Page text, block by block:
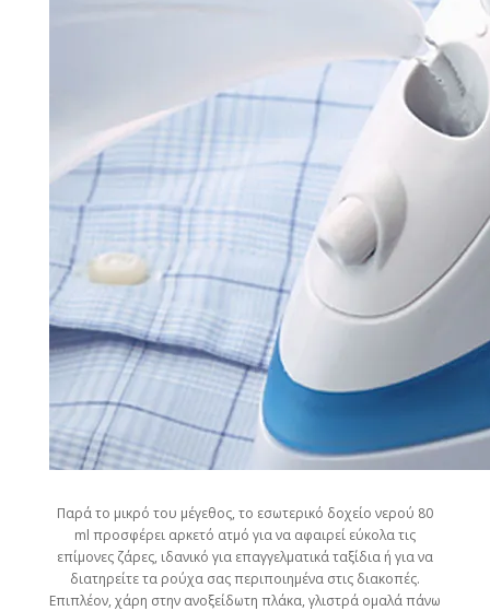
Παρά το μικρό του μέγεθος, το εσωτερικό δοχείο νερού 80
ml προσφέρει αρκετό ατμό για να αφαιρεί εύκολα τις
επίμονες ζάρες, ιδανικό για επαγγελματικά ταξίδια ή για να
διατηρείτε τα ρούχα σας περιποιημένα στις διακοπές.
Επιπλέον, χάρη στην ανοξείδωτη πλάκα, γλιστρά ομαλά πάνω